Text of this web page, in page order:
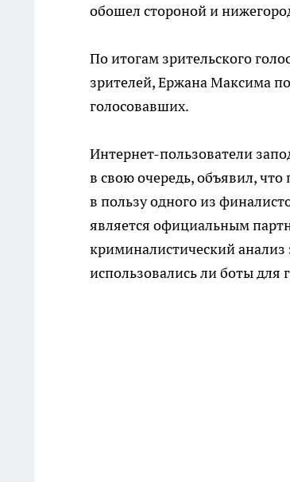
обошел стороной и
По итогам зрительского
зрителей, Ержана Максима
голосовавших.
Интернет-пользователи
в свою очередь, объявил,
в пользу одного из
является официальным
криминалистический
использовались ли боты для